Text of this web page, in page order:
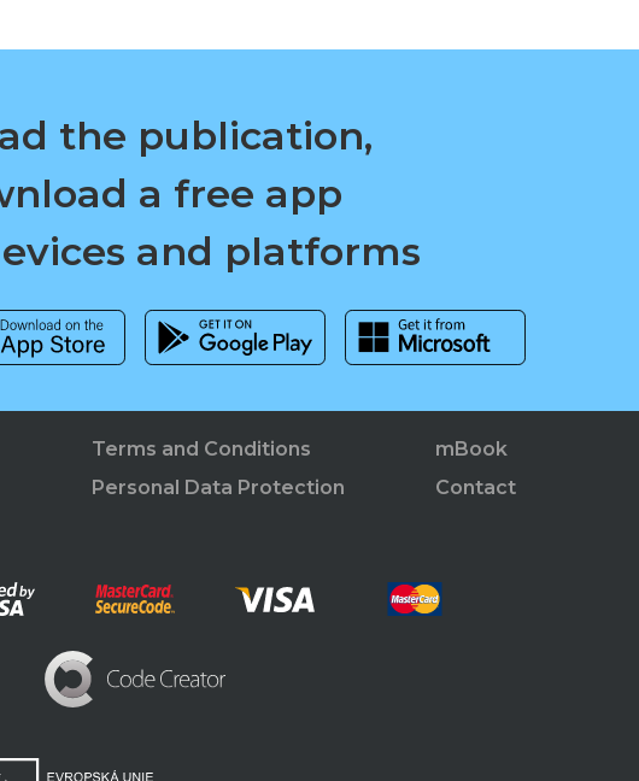
the publication,
a free app
and platforms
Terms and Conditions
Personal Data Protection
mBook
Contact